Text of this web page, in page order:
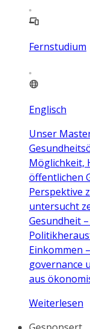
Fernstudium
Englisch
Unser
Möglichkeit,
öffentlichen
Perspektive
untersucht
Gesundheit
Einkommen
governance
aus
Weiterlesen